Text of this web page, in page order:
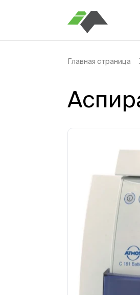
Главная страница